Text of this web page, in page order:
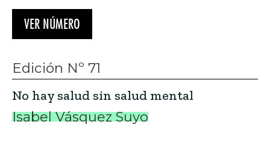
VER NÚMERO
Edición Nº 71
No hay salud sin salud mental
Isabel Vásquez Suyo